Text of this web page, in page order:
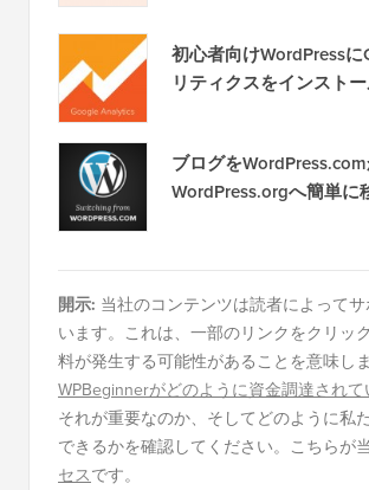
初心者向けWordPress
リティクスをインスト
ブログを
WordPress.orgへ簡単に
開示: 当社のコンテンツは読者によって
います。これは、一部のリンクをクリッ
料が発生する可能性があることを意味しま
WPBeginnerがどのように資金調達され
それが重要なのか、そしてどのように私
できるかを確認してください。こちらが
セスです。